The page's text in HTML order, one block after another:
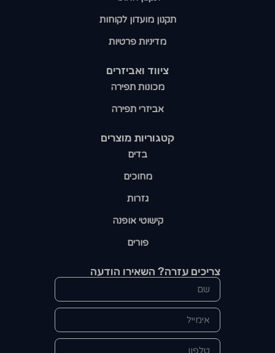
קטגוריות מוצרים​
בדים
מחוכים
גזרות
קישוטי אופנה
פורים
ציווד ואביזרים
מכונות תפירה
אביזרי תפירה
תקנון מועדון לקוחות
מדיניות פרטיות
צריכים עזרה? השאירו הודעה